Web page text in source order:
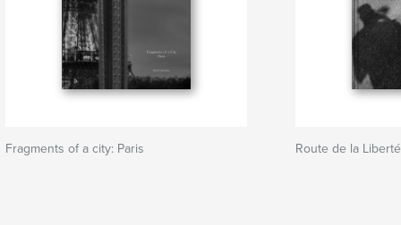
Fragments of a city: Paris Route de la Liberté